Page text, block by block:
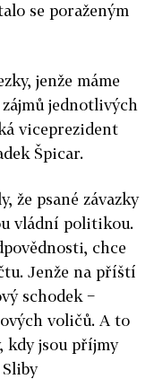
se poraženým
jenže máme
jednotlivých
viceprezident
Špicar.
že psané závazky
vládní politikou.
chce
Jenže na příští
schodek −
voličů. A to
kdy jsou příjmy